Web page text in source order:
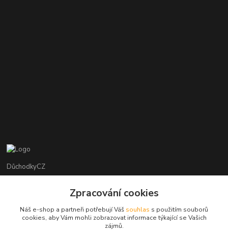
DůchodkyCZ
+420 412384749
objednavky@duchodky.cz
Zpracování cookies
Náš e-shop a partneři potřebují Váš souhlas s použitím souborů
cookies, aby Vám mohli zobrazovat informace týkající se Vašich
zájmů.